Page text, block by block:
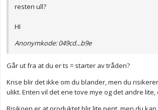
resten ull?
HI
Anonymkode: 049cd...b9e
Går ut fra at du er ts = starter av tråden?
Krise blir det ikke om du blander, men du
ulikt. Enten vil det ene tove mye og det andre lite,